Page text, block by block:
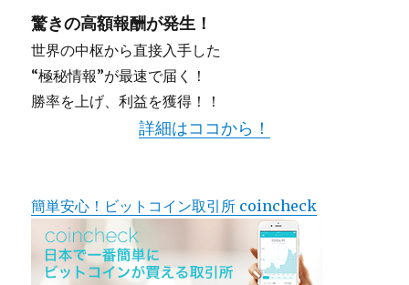
驚きの高額報酬が発生！
世界の中枢から直接入手した
“極秘情報”が最速で届く！
勝率を上げ、利益を獲得！！
詳細はココから！
簡単安心！ビットコイン取引所 coincheck